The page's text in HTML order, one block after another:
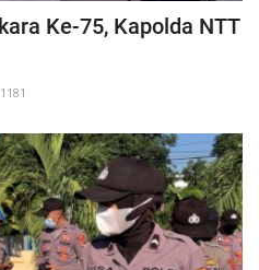
Ke-75, Kapolda NTT
1181